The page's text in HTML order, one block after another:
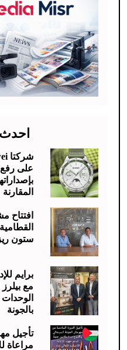
احدث
على
المقارنة
افتتاح
ستون
برايم
مع بيلرز
بالجونة
تأجيل
مراعاة